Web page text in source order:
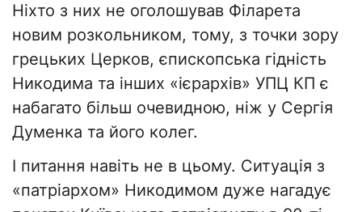
Ніхто з них не оголошував Філарета
новим розкольником, тому, з точки зору
грецьких Церков, єпископська гідність
Никодима та інших «ієрархів» УПЦ КП є
набагато більш очевидною, ніж у Сергія
Думенка та його колег.
І питання навіть не в цьому. Ситуація з
«патріархом» Никодимом дуже нагадує